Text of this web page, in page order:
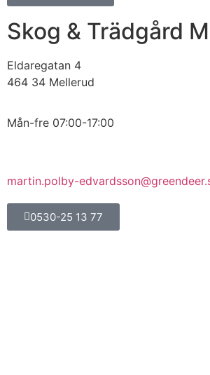
Skog & Trädgård
Eldaregatan 4
464 34 Mellerud
Mån-fre 07:00-17:00
martin.polby-
0530-25 13 77